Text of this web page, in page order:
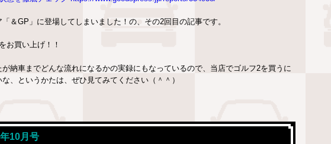
＆GP」に登場してしまいました！の、その2回目の記事です。
お買い上げ！！
納車までどんな流れになるかの実録にもなっているので、当店でゴルフ2を買うに
、というかたは、ぜひ見てみてください（＾＾）
10月号